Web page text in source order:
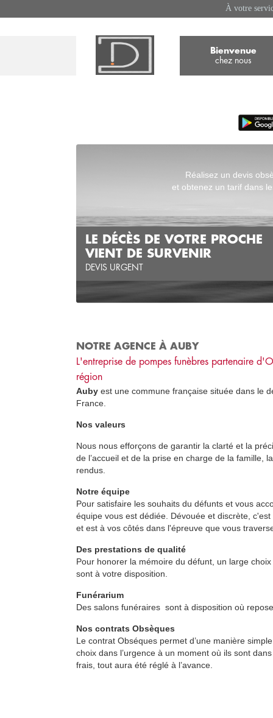
À votre
Bienvenue
chez nous
Réalisez un devis
et obtenez un tarif dans
LE DÉCÈS DE VOTRE PROCHE
VIENT DE SURVENIR
DEVIS URGENT
NOTRE AGENCE À AUBY
L'entreprise de pompes funèbres partenaire d'
région
Auby est une commune française située dans le
France.
Nos valeurs
Nous nous efforçons de garantir la clarté et la
de l’accueil et de la prise en charge de la famille,
rendus.
Notre équipe
Pour satisfaire les souhaits du défunts et vous
équipe vous est dédiée. Dévouée et discrète,
et est à vos côtés dans l'épreuve que vous
Des prestations de qualité
Pour honorer la mémoire du défunt, un large
sont à votre disposition.
Funérarium
Des salons funéraires sont à disposition où
Nos contrats Obsèques
Le contrat Obséques permet d’une manière
choix dans l’urgence à un moment où ils sont
frais, tout aura été réglé à l’avance.